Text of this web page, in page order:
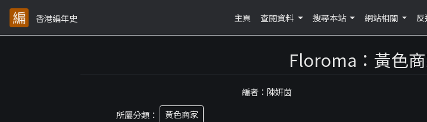
香港編年史 主頁 查閱資料 搜尋本站 網站相關
Floroma：黃色商
編者：陳妍茵
所屬分類：
黃色商家